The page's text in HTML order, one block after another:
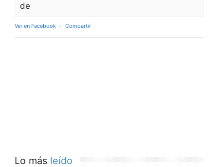
de
Ver en Facebook · Compartir
Lo más leído